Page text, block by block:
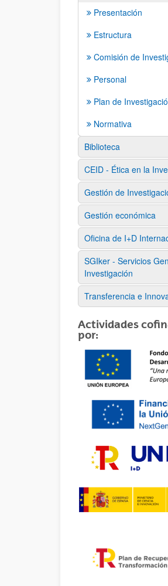
Presentación
Estructura
Comisión de
Personal
Plan de
Normativa
Biblioteca
CEID - Ética en la
Gestión de
Gestión económica
Oficina de I+D
SGIker - Servicios
Investigación
Transferencia e
Actividades
por: